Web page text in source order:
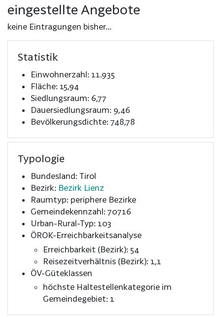
eingestellte Angebote
keine Eintragungen bisher...
Statistik
Einwohnerzahl: 11.935
Fläche: 15,94
Siedlungsraum: 6,77
Dauersiedlungsraum: 9,46
Bevölkerungsdichte: 748,78
Typologie
Bundesland: Tirol
Bezirk: Bezirk Lienz
Raumtyp: periphere Bezirke
Gemeindekennzahl: 70716
Urban-Rural-Typ: 103
ÖROK-Erreichbarkeitsanalyse
Erreichbarkeit (Bezirk): 54
Reisezeitverhältnis (Bezirk): 1,1
ÖV-Güteklassen
höchste Haltestellenkategorie im
Gemeindegebiet: 1